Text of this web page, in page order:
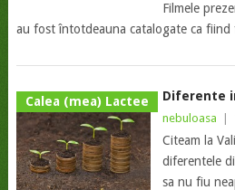
Filmele
au fost întotdeauna catalogate ca fiind
Calea (mea) Lactee Diferente
nebuloasa
Citeam la
diferentele
sa nu fiu